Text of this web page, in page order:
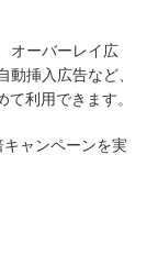
オーバーレイ広
挿入広告など、
利用できます。
ャンペーンを実